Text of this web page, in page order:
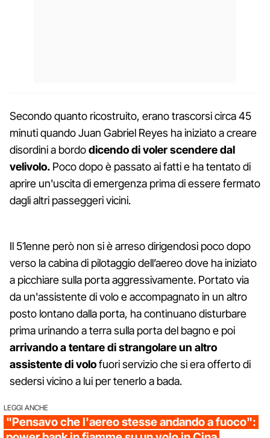
Secondo quanto ricostruito, erano trascorsi circa 45
minuti quando Juan Gabriel Reyes ha iniziato a creare
disordini a bordodicendo di voler scendere dal
velivolo. Poco dopo è passato ai fatti e ha tentato di
aprire un'uscita di emergenza prima di essere fermato
dagli altri passeggeri vicini.
Il 51enne però non si è arreso dirigendosi poco dopo
verso la cabina di pilotaggio dell’aereo dove ha iniziato
a picchiare sulla porta aggressivamente. Portato via
da un'assistente di volo e accompagnato in un altro
posto lontano dalla porta, ha continuano disturbare
prima urinando a terra sulla porta del bagno e poi
arrivando a tentare di strangolare un altro
assistente di volofuori servizio che si era offerto di
sedersi vicino a lui per tenerlo a bada.
LEGGI ANCHE
"Pensavo che l'aereo stesse andando a fuoco":